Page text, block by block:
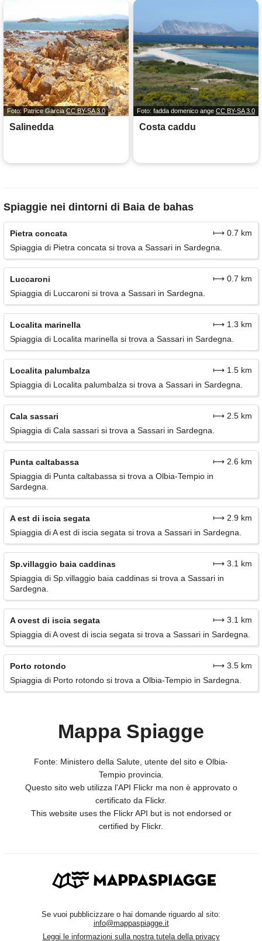
Foto: Patrice GarciaCC BY-SA 3.0
Salinedda
Foto: fadda domenico ange CC BY-SA 3.0
Costa caddu
Spiaggie nei dintorni di Baia de bahas
Pietra concata
⟼ 0.7 km
Spiaggia di Pietra concata si trova a Sassari in Sardegna.
Luccaroni
⟼ 0.7 km
Spiaggia di Luccaroni si trova a Sassari in Sardegna.
Localita marinella
⟼ 1.3 km
Spiaggia di Localita marinella si trova a Sassari in Sardegna.
Localita palumbalza
⟼ 1.5 km
Spiaggia di Localita palumbalza si trova a Sassari in Sardegna.
Cala sassari
⟼ 2.5 km
Spiaggia di Cala sassari si trova a Sassari in Sardegna.
Punta caltabassa
⟼ 2.6 km
Spiaggia di Punta caltabassa si trova a Olbia-Tempio in
Sardegna.
A est di iscia segata
⟼ 2.9 km
Spiaggia di A est di iscia segata si trova a Sassari in Sardegna.
Sp.villaggio baia caddinas
⟼ 3.1 km
Spiaggia di Sp.villaggio baia caddinas si trova a Sassari in
Sardegna.
A ovest di iscia segata
⟼ 3.1 km
Spiaggia di A ovest di iscia segata si trova a Sassari in Sardegna.
Porto rotondo
⟼ 3.5 km
Spiaggia di Porto rotondo si trova a Olbia-Tempio in Sardegna.
Mappa Spiagge
Fonte: Ministero della Salute, utente del sito e Olbia-
Tempio provincia.
Questo sito web utilizza l'API Flickr ma non è approvato o
certificato da Flickr.
This website uses the Flickr API but is not endorsed or
certified by Flickr.
Se vuoi pubblicizzare o hai domande riguardo al sito:
info@mappaspiagge.it
Leggi le informazioni sulla nostra tutela della privacy